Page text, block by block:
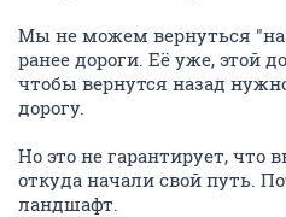
Мы не можем вернуться
ранее дороги. Её уже, этой
чтобы вернутся назад
дорогу.
Но это не гарантирует, что
откуда начали свой путь.
ландшафт.